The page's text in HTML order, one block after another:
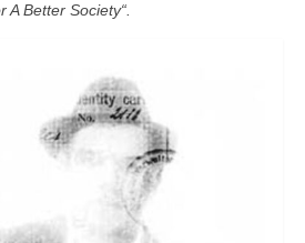
A Better Society“.